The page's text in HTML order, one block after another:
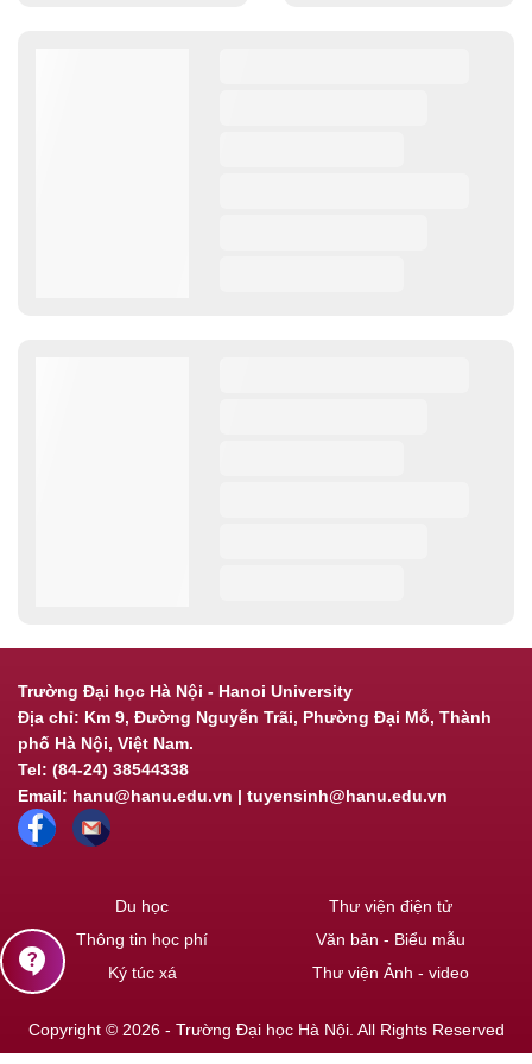
Trường Đại học Hà Nội - Hanoi University
Địa chỉ: Km 9, Đường Nguyễn Trãi, Phường Đại Mỗ, Thành
phố Hà Nội, Việt Nam.
Tel: (84-24) 38544338
Email: hanu@hanu.edu.vn | tuyensinh@hanu.edu.vn
Du học
Thông tin học phí
Ký túc xá
Thư viện điện tử
Văn bản - Biểu mẫu
Thư viện Ảnh - video
Copyright © 2026 - Trường Đại học Hà Nội. All Rights Reserved
contact_support